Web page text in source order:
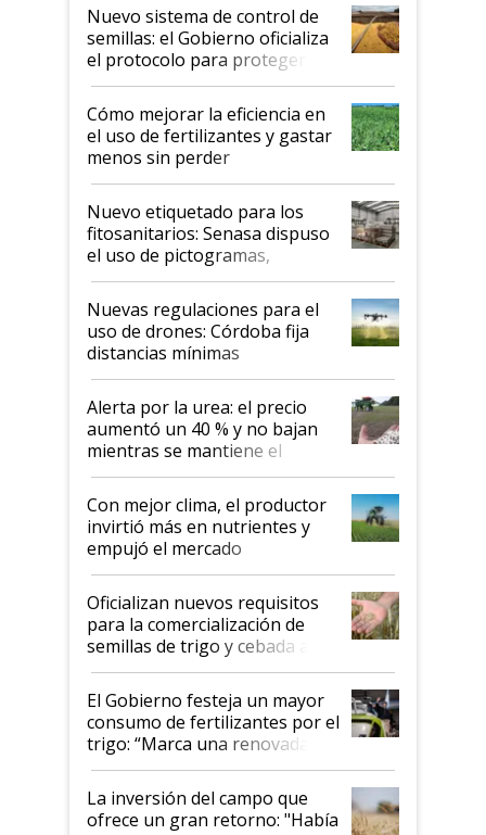
Nuevo sistema de control de
semillas: el Gobierno oficializa
el protocolo para proteger la
propiedad intelectual
Cómo mejorar la eficiencia en
el uso de fertilizantes y gastar
menos sin perder
productividad en la campaña
fina
Nuevo etiquetado para los
fitosanitarios: Senasa dispuso
el uso de pictogramas,
palabras de advertencia e
indicaciones
Nuevas regulaciones para el
uso de drones: Córdoba fija
distancias mínimas
Alerta por la urea: el precio
aumentó un 40 % y no bajan
mientras se mantiene el
conflicto en Medio Oriente
Con mejor clima, el productor
invirtió más en nutrientes y
empujó el mercado
Oficializan nuevos requisitos
para la comercialización de
semillas de trigo y cebada a
granel
El Gobierno festeja un mayor
consumo de fertilizantes por el
trigo: “Marca una renovada
confianza de los productores”
La inversión del campo que
ofrece un gran retorno: "Había